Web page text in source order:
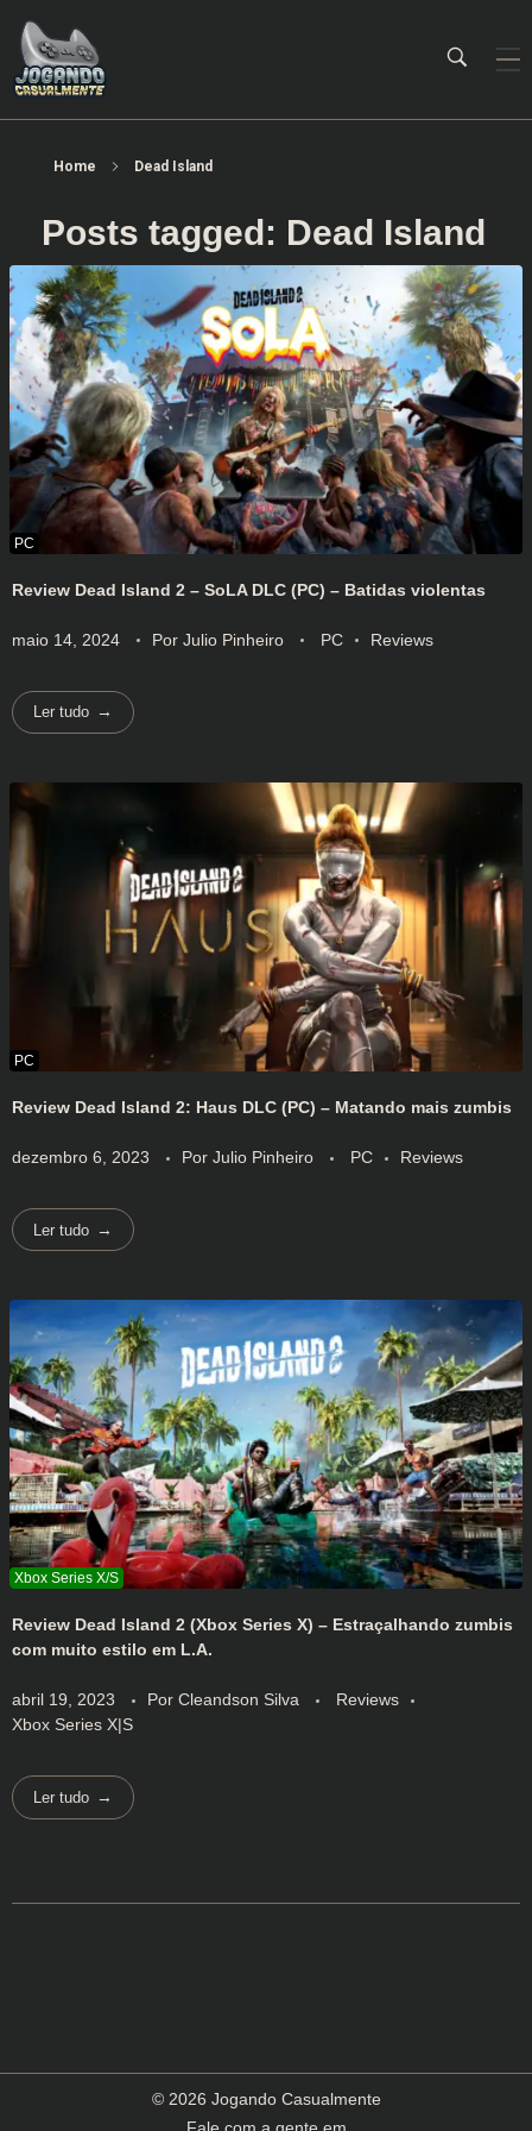
Home Dead Island
Posts tagged: Dead Island
Review Dead Island 2 – SoLA DLC (PC) – Batidas violentas
maio 14, 2024 Por Julio Pinheiro PC Reviews
Ler tudo
Review Dead Island 2: Haus DLC (PC) – Matando mais zumbis
dezembro 6, 2023 Por Julio Pinheiro PC Reviews
Ler tudo
Review Dead Island 2 (Xbox Series X) – Estraçalhando zumbis
com muito estilo em L.A.
abril 19, 2023 Por Cleandson Silva
Reviews
Xbox Series X|S
Ler tudo
© 2026 Jogando Casualmente
Fale com a gente em